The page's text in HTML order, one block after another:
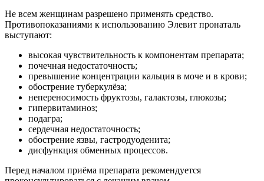
Не всем женщинам разрешено применять средство.
Противопоказаниями к использованию Элевит пронаталь
выступают:
высокая чувствительность к компонентам препарата;
почечная недостаточность;
превышение концентрации кальция в моче и в крови;
обострение туберкулёза;
непереносимость фруктозы, галактозы, глюкозы;
гипервитаминоз;
подагра;
сердечная недостаточность;
обострение язвы, гастродуоденита;
дисфункция обменных процессов.
Перед началом приёма препарата рекомендуется